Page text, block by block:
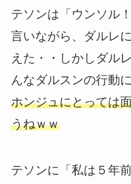
テソンは「ウンソル
言いながら、ダルレ
えた・・しかしダル
んなダルスンの行動
ホンジュにとっては
うねｗｗ
テソンに「私は５年